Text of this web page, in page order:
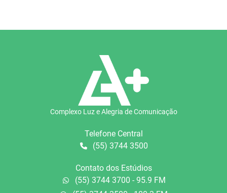
Complexo Luz e Alegria de Comunicação
Telefone Central
(55) 3744 3500
Contato dos Estúdios
(55) 3744 3700 - 95.9 FM